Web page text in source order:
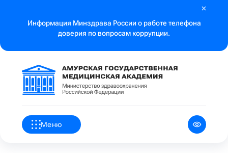
Информация Минздрава России о работе телефона
доверия по вопросам коррупции.
Меню